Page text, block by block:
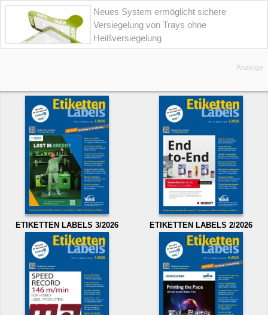
Neues System ermöglicht sichere
Versiegelung von Trays ohne
Heißversiegelung
Anzeige
ETIKETTEN LABELS 3/2026 ETIKETTEN LABELS 2/2026